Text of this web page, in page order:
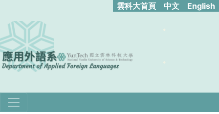
雲科大首頁 中文 English